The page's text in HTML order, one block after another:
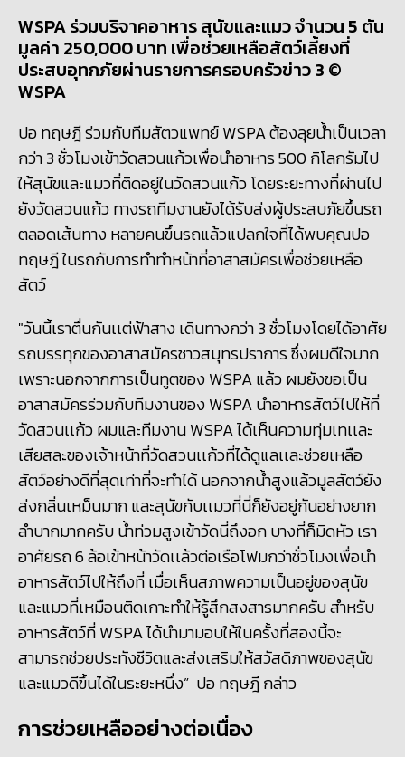
WSPA ร่วมบริจาคอาหาร สุนัขและแมว จำนวน 5 ตัน
มูลค่า 250,000 บาท เพื่อช่วยเหลือสัตว์เลี้ยงที่
ประสบอุทกภัยผ่านรายการครอบครัวข่าว 3 ©
WSPA
ปอ ทฤษฎี ร่วมกับทีมสัตวแพทย์ WSPA ต้องลุยน้ำเป็นเวลา
กว่า 3 ชั่วโมงเข้าวัดสวนแก้วเพื่อนำอาหาร 500 กิโลกรัมไป
ให้สุนัขและแมวที่ติดอยู่ในวัดสวนแก้ว โดยระยะทางที่ผ่านไป
ยังวัดสวนแก้ว ทางรถทีมงานยังได้รับส่งผู้ประสบภัยขึ้นรถ
ตลอดเส้นทาง หลายคนขึ้นรถแล้วแปลกใจที่ได้พบคุณปอ
ทฤษฎี ในรถกับการทำทำหน้าที่อาสาสมัครเพื่อช่วยเหลือ
สัตว์
"วันนี้เราตื่นกันเเต่ฟ้าสาง เดินทางกว่า 3 ชั่วโมงโดยได้อาศัย
รถบรรทุกของอาสาสมัครชาวสมุทรปราการ ซึ่งผมดีใจมาก
เพราะนอกจากการเป็นทูตของ WSPA แล้ว ผมยังขอเป็น
อาสาสมัครร่วมกับทีมงานของ WSPA นำอาหารสัตว์ไปให้ที่
วัดสวนเเก้ว ผมและทีมงาน WSPA ได้เห็นความทุ่มเทเเละ
เสียสละของเจ้าหน้าที่วัดสวนเเก้วที่ได้ดูแลเเละช่วยเหลือ
สัตว์อย่างดีที่สุดเท่าที่จะทำได้ นอกจากน้ำสูงแล้วมูลสัตว์ยัง
ส่งกลิ่นเหม็นมาก และสุนัขกับเเมวที่นี่ก็ยังอยู่กันอย่างยาก
ลำบากมากครับ น้ำท่วมสูงเข้าวัดนี่ถึงอก บางที่ก็มิดหัว เรา
อาศัยรถ 6 ล้อเข้าหน้าวัดเเล้วต่อเรือโฟมกว่าชั่วโมงเพื่อนำ
อาหารสัตว์ไปให้ถึงที่ เมื่อเห็นสภาพความเป็นอยู่ของสุนัข
และแมวที่เหมือนติดเกาะทำให้รู้สึกสงสารมากครับ สำหรับ
อาหารสัตว์ที่ WSPA ได้นำมามอบให้ในครั้งที่สองนี้จะ
สามารถช่วยประทังชีวิตและส่งเสริมให้สวัสดิภาพของสุนัข
และแมวดีขึ้นได้ในระยะหนึ่ง” ปอ ทฤษฎี กล่าว
การช่วยเหลืออย่างต่อเนื่อง